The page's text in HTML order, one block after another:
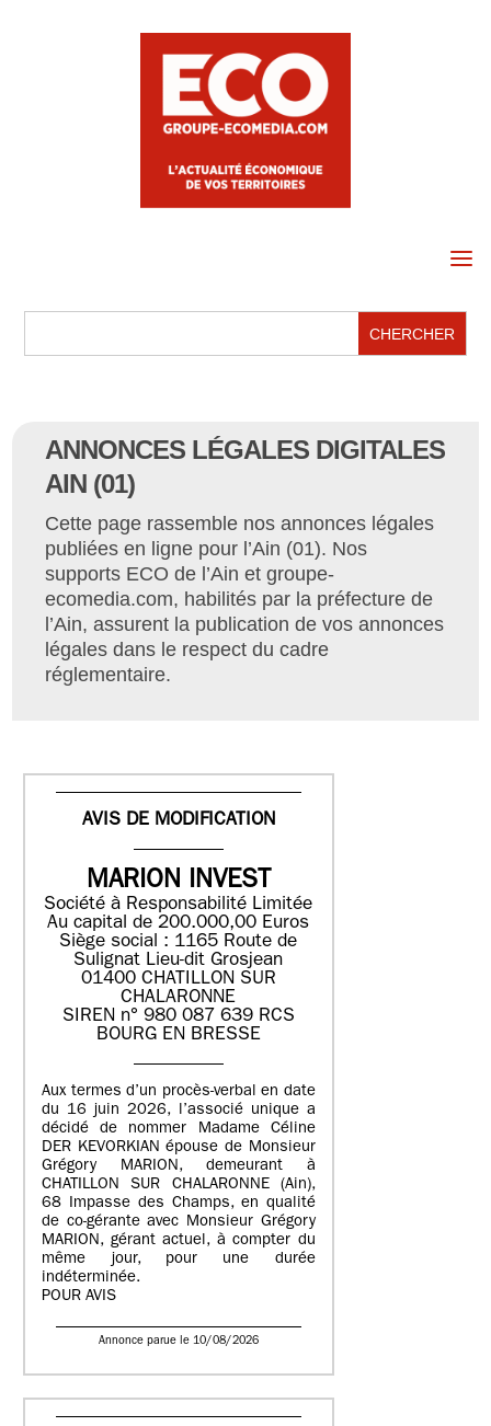
a
ANNONCES LÉGALES DIGITALES
AIN (01)
Cette page rassemble nos annonces légales
publiées en ligne pour l’Ain (01). Nos
supports ECO de l’Ain et groupe-
ecomedia.com, habilités par la préfecture de
l’Ain, assurent la publication de vos annonces
légales dans le respect du cadre
réglementaire.
AVIS DE MODIFICATION
MARION INVEST
Société à Responsabilité Limitée
Au capital de 200.000,00 Euros
Siège social : 1165 Route de
Sulignat Lieu-dit Grosjean
01400 CHATILLON SUR
CHALARONNE
SIREN n° 980 087 639 RCS
BOURG EN BRESSE
Aux termes d’un procès-verbal en date
du 16 juin 2026, l’associé unique a
décidé de nommer Madame Céline
DER KEVORKIAN épouse de Monsieur
Grégory MARION, demeurant à
CHATILLON SUR CHALARONNE (Ain),
68 Impasse des Champs, en qualité
de co-gérante avec Monsieur Grégory
MARION, gérant actuel, à compter du
même jour, pour une durée
indéterminée.
POUR AVIS
Annonce parue le 10/08/2026